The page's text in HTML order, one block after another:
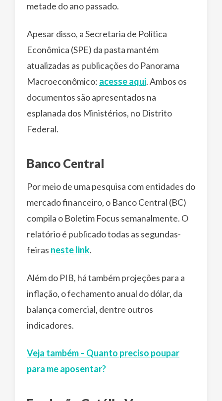
metade do ano passado.
Apesar disso, a Secretaria de Política
Econômica (SPE) da pasta mantém
atualizadas as publicações do Panorama
Macroeconômico: acesse aqui. Ambos os
documentos são apresentados na
esplanada dos Ministérios, no Distrito
Federal.
Banco Central
Por meio de uma pesquisa com entidades do
mercado financeiro, o Banco Central (BC)
compila o Boletim Focus semanalmente. O
relatório é publicado todas as segundas-
feiras neste link.
Além do PIB, há também projeções para a
inflação, o fechamento anual do dólar, da
balança comercial, dentre outros
indicadores.
Veja também – Quanto preciso poupar
para me aposentar?